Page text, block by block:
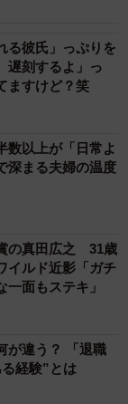
る彼氏」っぷりを
遅刻するよ」っ
ますけど？笑
数以上が「日常よ
深まる夫婦の温度
の真田広之 31歳
イルド近影「ガチ
面もステキ」
が違う？ 「退職
経験”とは